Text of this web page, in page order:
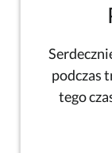
podczas
tego